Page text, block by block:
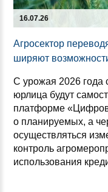
16.07.26
Аг­ро­сек­тор
ши­ря­ют
С урожая 2026 года
юрлица будут
платформе
о планируемых, а
осуществляться
контроль
использования